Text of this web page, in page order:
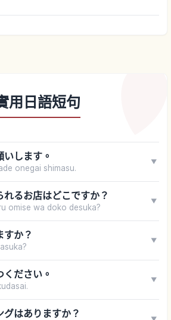
用日語短句
します。
onegai shimasu.
▼
るお店はどこですか？
omise wa doko desuka?
▼
すか？ ▼
ださい。 ▼
はありますか？